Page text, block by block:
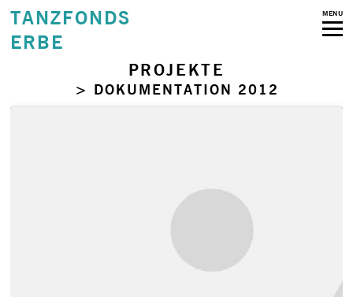
TANZFONDS
ERBE
MENU
PROJEKTE
> DOKUMENTATION 2012